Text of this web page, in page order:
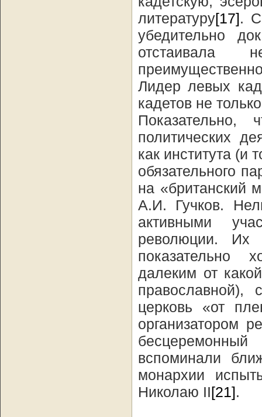
литературу[17].
убедительно
отстаивала
Лидер левых
кадетов не
политических
как института (и
обязательного
на «британский
А.И. Гучков.
активными
революции.
показательно
далеким от
православной),
церковь «от
организатором
вспоминали
монархии
Николаю II[21].